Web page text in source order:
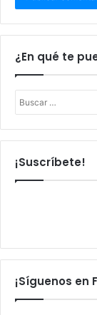
¿En qué te
¡Suscríbete!
¡Síguenos en